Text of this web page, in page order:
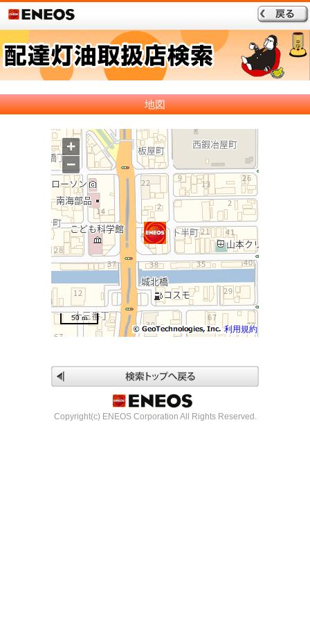
地図
利用規約
+
−
50 m
Copyright(c) ENEOS Corporation All Rights Reserved.